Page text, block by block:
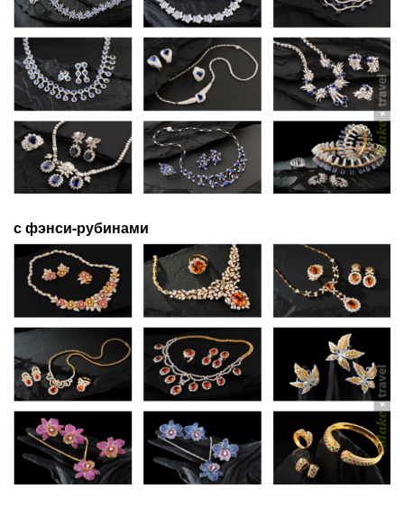
с фэнси-рубинами